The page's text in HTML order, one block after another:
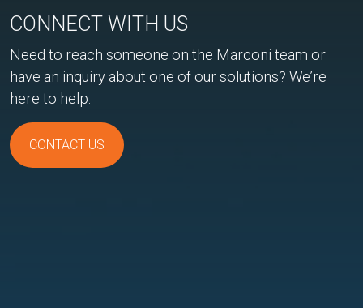
CONNECT WITH US
Need to reach someone on the Marconi team or
have an inquiry about one of our solutions? We’re
here to help.
CONTACT US